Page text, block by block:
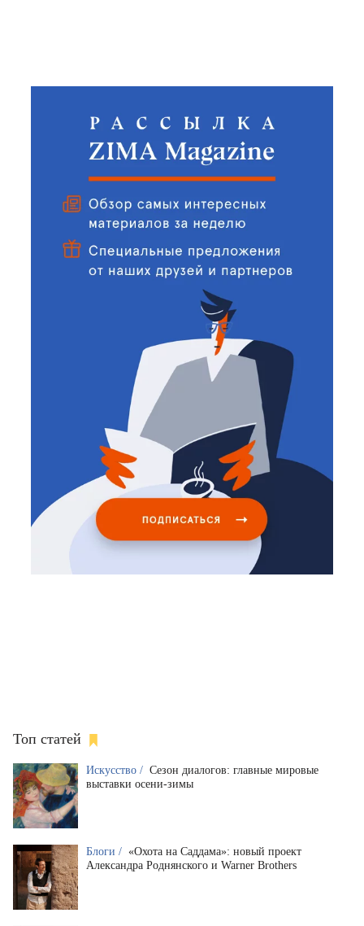
Топ статей
Искусство / Сезон диалогов: главные мировые
выставки осени-зимы
Блоги / «Охота на Саддама»: новый проект
Александра Роднянского и Warner Brothers